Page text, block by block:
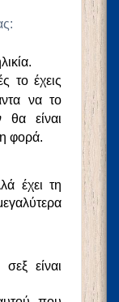
το έχεις
να το
θα είναι
φορά.
έχει τη
είναι